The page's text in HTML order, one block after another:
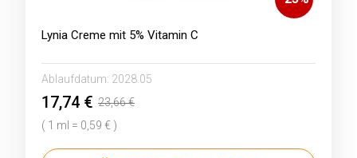
Lynia Creme mit 5% Vitamin C
Ablaufdatum: 2028.05
17,74 € 23,66 €
( 1 ml = 0,59 € )